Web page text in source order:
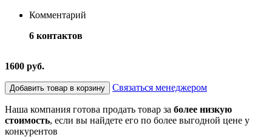
Комментарий
6 контактов
1600 руб.
Добавить товар в корзину Связаться менеджером
Наша компания готова продать товар за более низкую
стоимость, если вы найдете его по более выгодной цене у
конкурентов